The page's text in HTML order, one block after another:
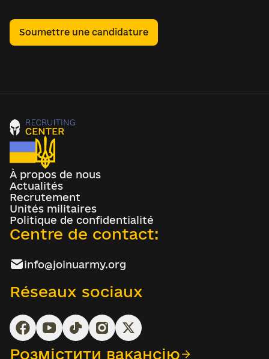
Soumettre une candidature
À propos de nous
Actualités
Recrutement
Unités militaires
Politique de confidentialité
Centre de contact:
info@joinuarmy.org
Réseaux sociaux
Розмістити вакансію